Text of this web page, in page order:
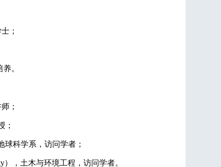
；
。
；
；
球科学系，访问学者；
） ，土木与环境工程，访问学者。